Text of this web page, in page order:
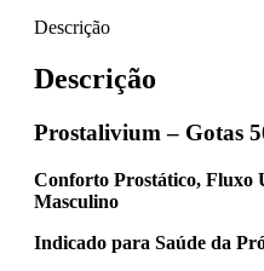
Descrição
Descrição
Prostalivium – Gotas
Conforto Prostático, Fluxo
Masculino
Indicado para Saúde da